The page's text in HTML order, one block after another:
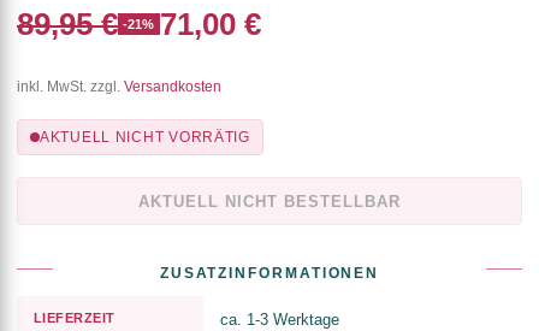
89,95 € -21% 71,00 €
inkl. MwSt. zzgl. Versandkosten
AKTUELL NICHT VORRÄTIG
AKTUELL NICHT BESTELLBAR
ZUSATZINFORMATIONEN
LIEFERZEIT ca. 1-3 Werktage